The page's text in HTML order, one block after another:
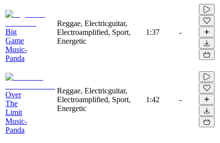
Big
Game
Music-
Panda
Reggae, Electricguitar,
Electroamplified, Sport,
Energetic
1:37 -
Over
The
Limit
Music-
Panda
Reggae, Electricguitar,
Electroamplified, Sport,
Energetic
1:42 -